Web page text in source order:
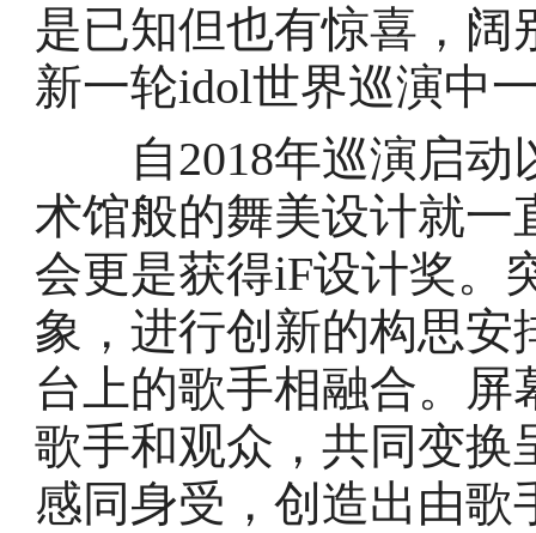
是已知但也有惊喜，
新一轮idol世界巡演中
自2018年巡演启动
术馆般的舞美设计就一
会更是获得iF设计奖。
象，进行创新的构思安
台上的歌手相融合。
歌手和观众，共同变换
感同身受，创造出由歌